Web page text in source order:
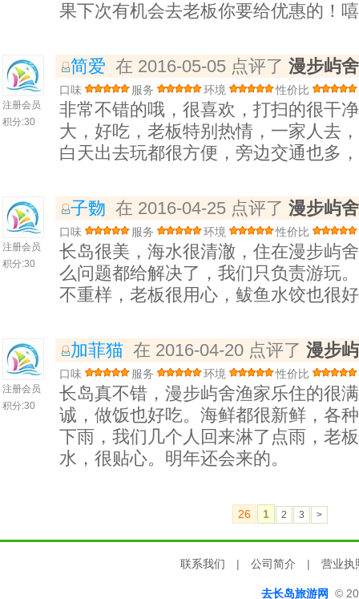
果下次有机会去老板你要给优惠的！
注册会员
积分:30
简爱 在 2016-05-05 点评了 漫步屿
口味 服务 环境 性价比
非常不错的哦，很喜欢，打扫的很干
大，好吃，老板特别热情，一家人去
白天出去玩都很方便，旁边交通也多
注册会员
积分:30
子覅 在 2016-04-25 点评了 漫步屿
口味 服务 环境 性价比
长岛很美，海水很清澈，住在漫步屿
么问题都给解决了，我们只负责游玩
不重样，老板很用心，鲅鱼水饺也很
注册会员
积分:30
加菲猫 在 2016-04-20 点评了 漫步
口味 服务 环境 性价比
长岛真不错，漫步屿舍渔家乐住的很
诚，做饭也好吃。海鲜都很新鲜，各
下雨，我们几个人回来淋了点雨，老
水，很贴心。明年还会来的。
26 1 2 3 >
联系我们 | 公司简介 | 营业执
去长岛旅游网 ©